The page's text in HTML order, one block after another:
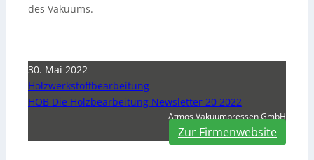
des Vakuums.
30. Mai 2022
Holzwerkstoffbearbeitung
HOB Die Holzbearbeitung Newsletter 20 2022
Atmos Vakuumpressen GmbH
Zur Firmenwebsite